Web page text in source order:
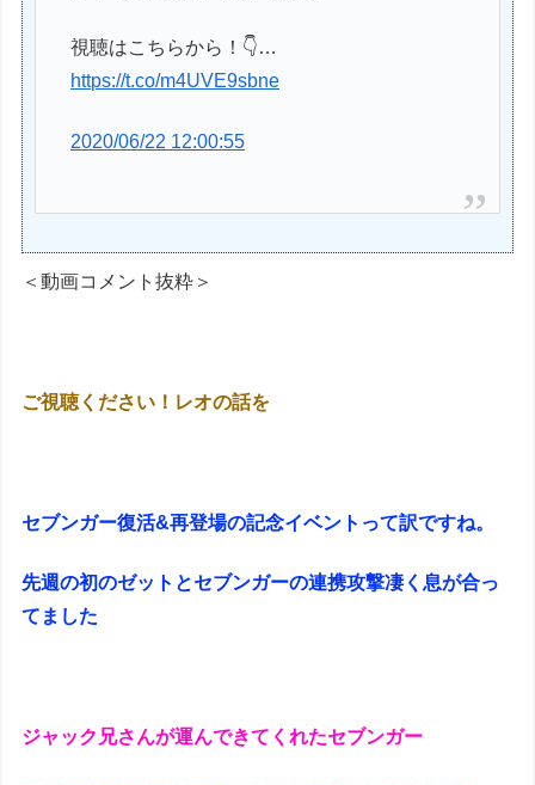
視聴はこちらから！👇…
https://t.co/m4UVE9sbne
2020/06/22 12:00:55
＜動画コメント抜粋＞
ご視聴ください！レオの話を
セブンガー復活&再登場の記念イベントって訳ですね。
先週の初のゼットとセブンガーの連携攻撃凄く息が合っ
てました
ジャック兄さんが運んできてくれたセブンガー